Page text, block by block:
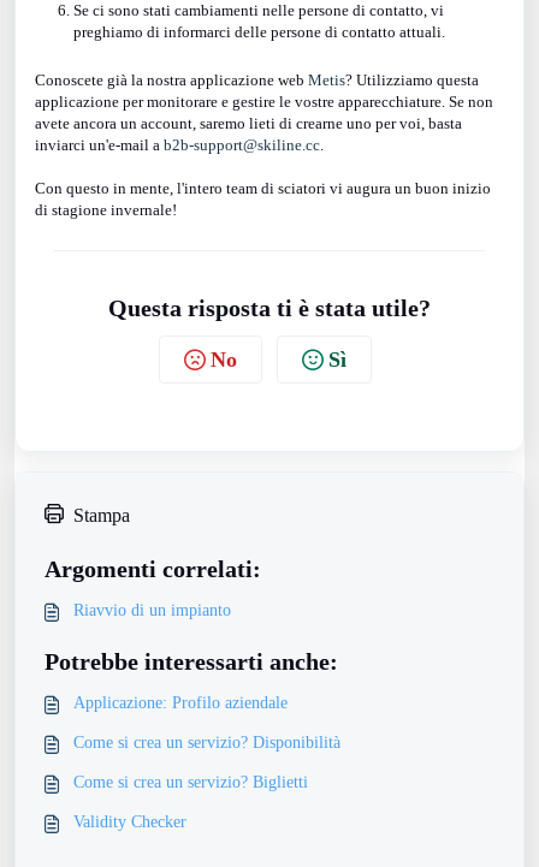
Se ci sono stati cambiamenti nelle persone di contatto, vi
preghiamo di informarci delle persone di contatto attuali.
Conoscete già la nostra applicazione web Metis? Utilizziamo questa
applicazione per monitorare e gestire le vostre apparecchiature. Se non
avete ancora un account, saremo lieti di crearne uno per voi, basta
inviarci un'e-mail a b2b-support@skiline.cc.
Con questo in mente, l'intero team di sciatori vi augura un buon inizio
di stagione invernale!
Questa risposta ti è stata utile?
No Sì
Stampa
Argomenti correlati:
Riavvio di un impianto
Potrebbe interessarti anche:
Applicazione: Profilo aziendale
Come si crea un servizio? Disponibilità
Come si crea un servizio? Biglietti
Validity Checker